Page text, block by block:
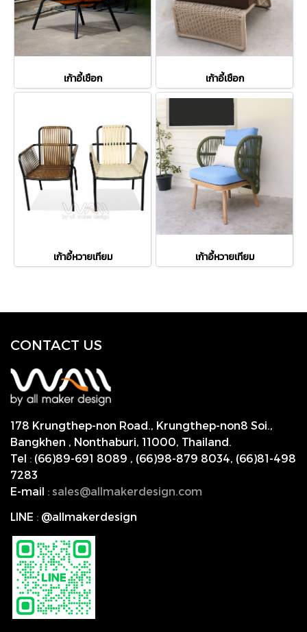
เก้าอี้เชือก เก้าอี้เชือก
เก้าอี้หวายเทียม เก้าอี้หวายเทียม
CONTACT US
178 Krungthep-non Road., Krungthep-non8 Soi.,
Bangkhen , Nonthaburi, 11000, Thailand.
Tel : (66)89-691 8089 , (66)98-879 8034, (66)81-498
7283
E-mail : sales@allmakerdesign.com
LINE : @allmakerdesign